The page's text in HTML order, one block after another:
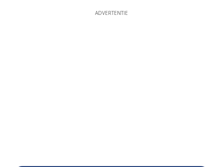
ADVERTENTIE